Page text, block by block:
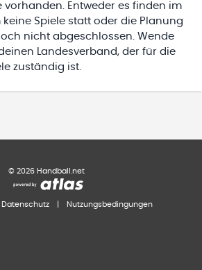
vorhanden. Entweder es finden im
Spiele statt oder die Planung
nicht abgeschlossen. Wende
Landesverband, der für die
zuständig ist.
© 2026 Handball.net
Datenschutz Nutzungsbedingungen